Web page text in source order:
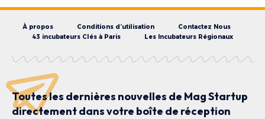
À propos Conditions d’utilisation
Contactez Nous
43 incubateurs Clés à Paris
Les Incubateurs Régionaux
Toutes les dernières nouvelles de Mag Startup
directement dans votre boîte de réception